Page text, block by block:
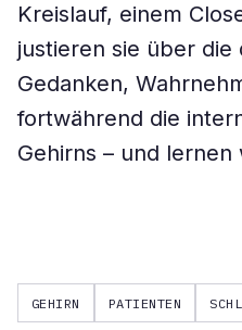
Kreislauf, einem
justieren sie über
Gedanken,
fortwährend die
Gehirns – und
GEHIRN PATIENTEN